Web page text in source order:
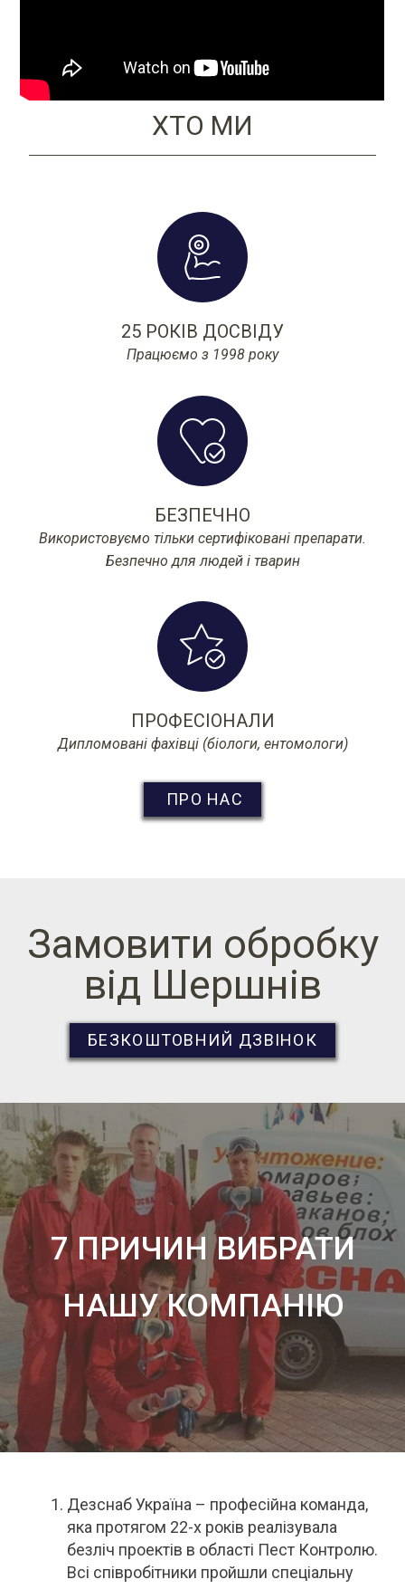
ХТО МИ
25 РОКІВ ДОСВІДУ
Працюємо з 1998 року
БЕЗПЕЧНО
Використовуємо тільки сертифіковані препарати.
Безпечно для людей і тварин
ПРОФЕСІОНАЛИ
Дипломовані фахівці (біологи, ентомологи)
ПРО НАС
Замовити обробку
від Шершнів
БЕЗКОШТОВНИЙ ДЗВІНОК
7 ПРИЧИН ВИБРАТИ
НАШУ КОМПАНІЮ
Дезснаб Україна – професійна команда,
яка протягом 22-х років реалізувала
безліч проектів в області Пест Контролю.
Всі співробітники пройшли спеціальну